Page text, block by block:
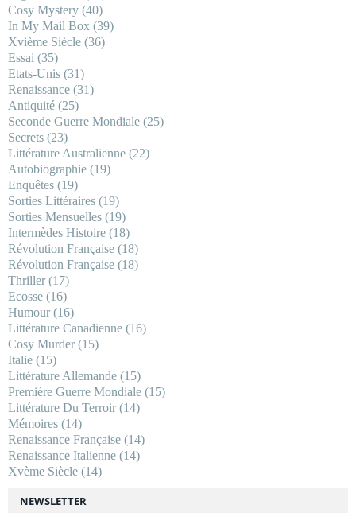
NEWSLETTER
Cosy Mystery (40)
In My Mail Box (39)
Xvième Siècle (36)
Essai (35)
Etats-Unis (31)
Renaissance (31)
Antiquité (25)
Seconde Guerre Mondiale (25)
Secrets (23)
Littérature Australienne (22)
Autobiographie (19)
Enquêtes (19)
Sorties Littéraires (19)
Sorties Mensuelles (19)
Intermèdes Histoire (18)
Révolution Française (18)
Révolution Française (18)
Thriller(17)
Ecosse (16)
Humour(16)
Littérature Canadienne (16)
Cosy Murder(15)
Italie (15)
Littérature Allemande (15)
Première Guerre Mondiale (15)
Littérature Du Terroir(14)
Mémoires (14)
Renaissance Française (14)
Renaissance Italienne (14)
Xvème Siècle (14)